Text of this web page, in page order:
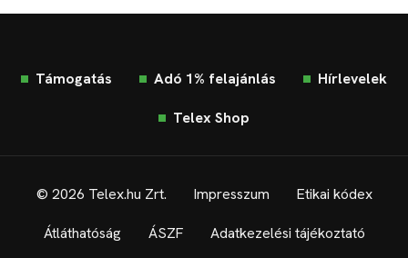
Támogatás Adó 1% felajánlás Hírlevelek
Telex Shop
© 2026 Telex.hu Zrt. Impresszum Etikai kódex
Átláthatóság ÁSZF Adatkezelési tájékoztató